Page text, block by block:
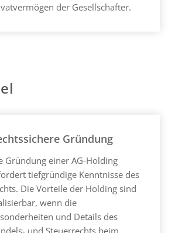
der Gesellschafter.
Gründung
Gründung einer AG-Holding
tiefgründige Kenntnisse des
Die Vorteile der Holding sind
wenn die
und Details des